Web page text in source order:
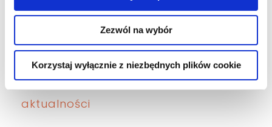
Zezwól na wybór
Korzystaj wyłącznie z niezbędnych plików cookie
aktualności